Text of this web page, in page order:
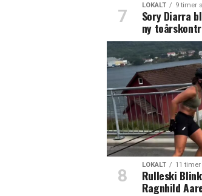
LOKALT 9 timer
Sory Diarra
ny
LOKALT 11
Rulleski
Ragnhild